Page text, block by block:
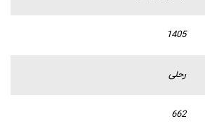
1405
رحلی
662